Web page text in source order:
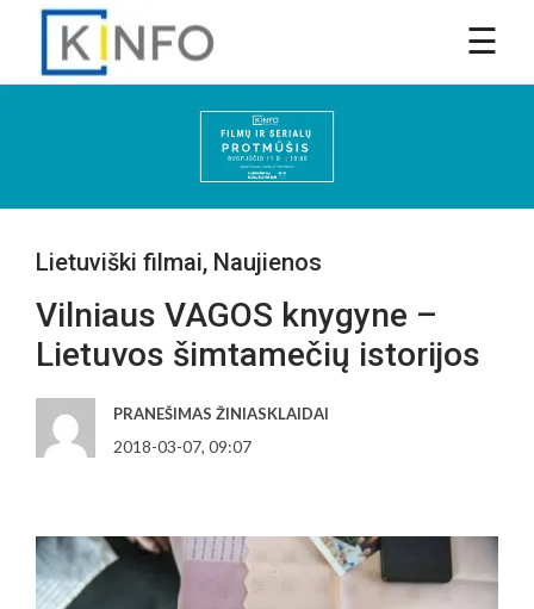
Lietuviški filmai, Naujienos
Vilniaus VAGOS knygyne –
Lietuvos šimtamečių istorijos
PRANEŠIMAS ŽINIASKLAIDAI
2018-03-07, 09:07